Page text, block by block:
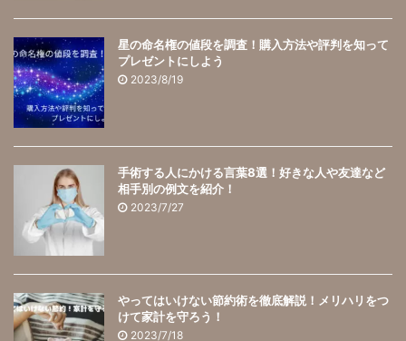
星の命名権の値段を調査！購入方法や評判を知って
プレゼントにしよう
2023/8/19
手術する人にかける言葉8選！好きな人や友達など
相手別の例文を紹介！
2023/7/27
やってはいけない節約術を徹底解説！メリハリをつ
けて家計を守ろう！
2023/7/18